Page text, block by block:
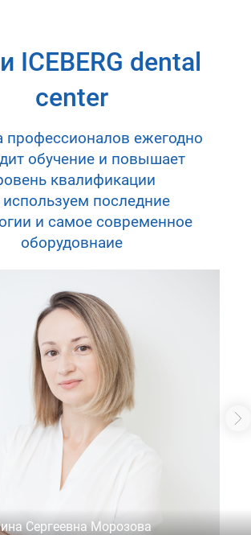
ICEBERG dental
center
профессионалов ежегодно
обучение и повышает
квалификации
последние
и самое современное
оборудовнаие
Сергеевна Морозова